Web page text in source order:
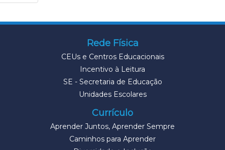
Rede Física
CEUs e Centros Educacionais
Incentivo à Leitura
SE - Secretaria de Educação
Unidades Escolares
Currículo
Aprender Juntos, Aprender Sempre
Caminhos para Aprender